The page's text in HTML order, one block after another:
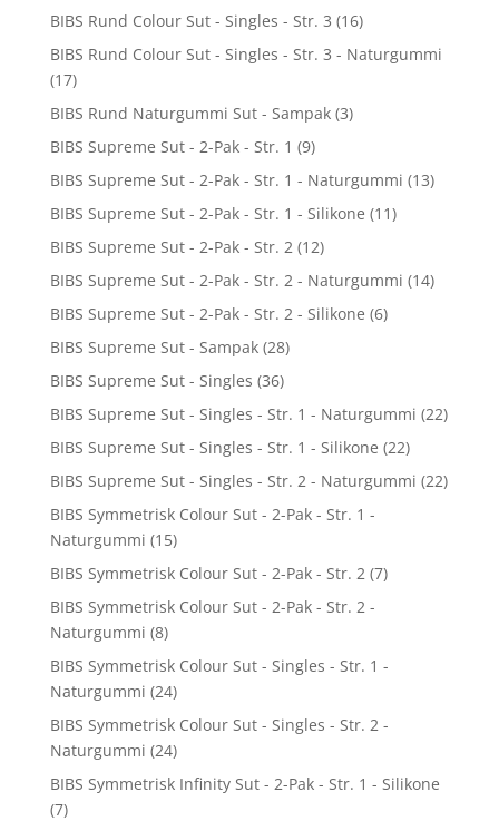
BIBS Rund Colour Sut - Singles - Str. 3 (16)
BIBS Rund Colour Sut - Singles - Str. 3 - Naturgummi
(17)
BIBS Rund Naturgummi Sut - Sampak (3)
BIBS Supreme Sut - 2-Pak - Str. 1 (9)
BIBS Supreme Sut - 2-Pak - Str. 1 - Naturgummi (13)
BIBS Supreme Sut - 2-Pak - Str. 1 - Silikone (11)
BIBS Supreme Sut - 2-Pak - Str. 2 (12)
BIBS Supreme Sut - 2-Pak - Str. 2 - Naturgummi (14)
BIBS Supreme Sut - 2-Pak - Str. 2 - Silikone (6)
BIBS Supreme Sut - Sampak (28)
BIBS Supreme Sut - Singles (36)
BIBS Supreme Sut - Singles - Str. 1 - Naturgummi (22)
BIBS Supreme Sut - Singles - Str. 1 - Silikone (22)
BIBS Supreme Sut - Singles - Str. 2 - Naturgummi (22)
BIBS Symmetrisk Colour Sut - 2-Pak - Str. 1 -
Naturgummi (15)
BIBS Symmetrisk Colour Sut - 2-Pak - Str. 2 (7)
BIBS Symmetrisk Colour Sut - 2-Pak - Str. 2 -
Naturgummi (8)
BIBS Symmetrisk Colour Sut - Singles - Str. 1 -
Naturgummi (24)
BIBS Symmetrisk Colour Sut - Singles - Str. 2 -
Naturgummi (24)
BIBS Symmetrisk Infinity Sut - 2-Pak - Str. 1 - Silikone
(7)